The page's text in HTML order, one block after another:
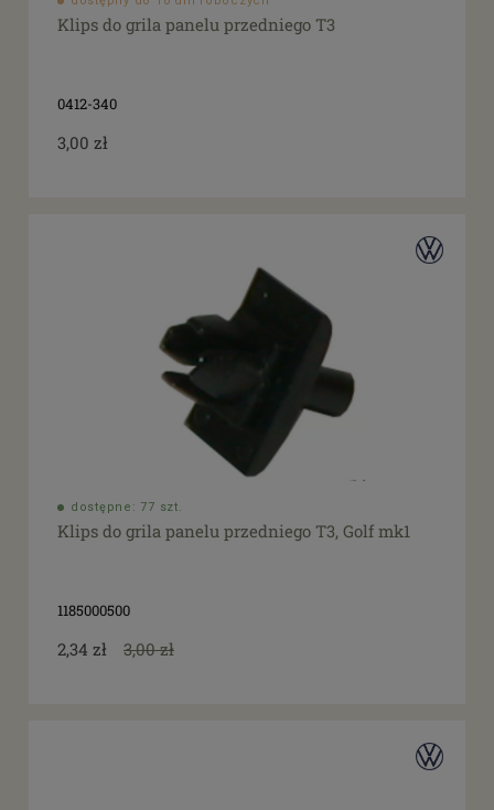
Klips do grila panelu przedniego T3
0412-340
3,00 zł
dostępne: 77 szt.
Klips do grila panelu przedniego T3, Golf mk1
1185000500
2,34 zł 3,00 zł